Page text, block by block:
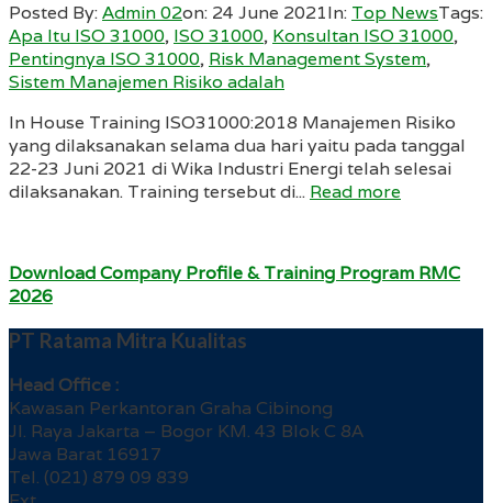
Posted By:Admin 02on: 24 June 2021In: Top NewsTags:
Apa Itu ISO 31000, ISO 31000, Konsultan ISO 31000,
Pentingnya ISO 31000, Risk Management System,
Sistem Manajemen Risiko adalah
In House Training ISO31000:2018 Manajemen Risiko
yang dilaksanakan selama dua hari yaitu pada tanggal
22-23 Juni 2021 di Wika Industri Energi telah selesai
dilaksanakan. Training tersebut di... Read more
Download Company Profile & Training Program RMC
2026
PT Ratama Mitra Kualitas
Head Office :
Kawasan Perkantoran Graha Cibinong
Jl. Raya Jakarta – Bogor KM. 43 Blok C 8A
Jawa Barat 16917
Tel. (021) 879 09 839